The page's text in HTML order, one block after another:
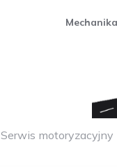
Mechanika
Serwis